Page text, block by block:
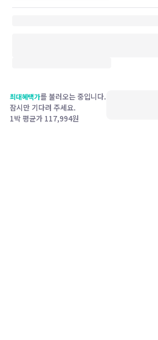
최대혜택가를 불러오는 중입니다.
잠시만 기다려 주세요.
1박 평균가 117,994원